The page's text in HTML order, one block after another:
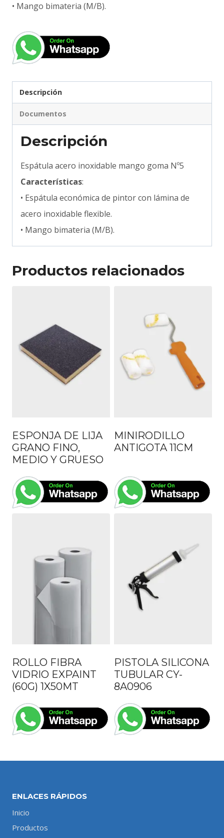
• Mango bimateria (M/B).
Descripción
Documentos
Descripción
Espátula acero inoxidable mango goma Nº5
Características:
• Espátula económica de pintor con lámina de
acero inoxidable flexible.
• Mango bimateria (M/B).
Productos relacionados
ESPONJA DE LIJA
GRANO FINO,
MEDIO Y GRUESO
MINIRODILLO
ANTIGOTA 11CM
ROLLO FIBRA
VIDRIO EXPAINT
(60G) 1X50MT
PISTOLA SILICONA
TUBULAR CY-
8A0906
ENLACES RÁPIDOS
Inicio
Productos